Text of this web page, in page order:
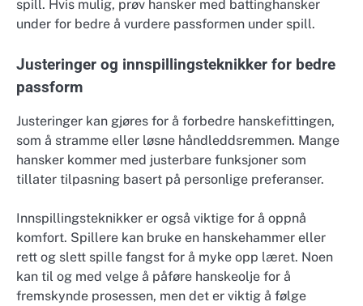
spill. Hvis mulig, prøv hansker med battinghansker
under for bedre å vurdere passformen under spill.
Justeringer og innspillingsteknikker for bedre
passform
Justeringer kan gjøres for å forbedre hanskefittingen,
som å stramme eller løsne håndleddsremmen. Mange
hansker kommer med justerbare funksjoner som
tillater tilpasning basert på personlige preferanser.
Innspillingsteknikker er også viktige for å oppnå
komfort. Spillere kan bruke en hanskehammer eller
rett og slett spille fangst for å myke opp læret. Noen
kan til og med velge å påføre hanskeolje for å
fremskynde prosessen, men det er viktig å følge